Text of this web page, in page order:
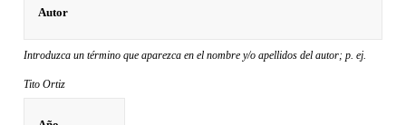
Introduzca un término que aparezca en el nombre y/o apellidos del autor; p. ej.
Tito Ortiz